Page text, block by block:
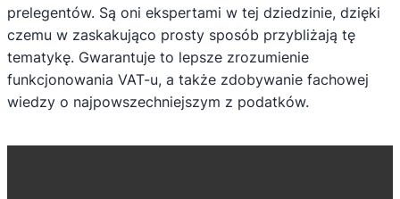
prelegentów. Są oni ekspertami w tej dziedzinie, dzięki
czemu w zaskakująco prosty sposób przybliżają tę
tematykę. Gwarantuje to lepsze zrozumienie
funkcjonowania VAT-u, a także zdobywanie fachowej
wiedzy o najpowszechniejszym z podatków.